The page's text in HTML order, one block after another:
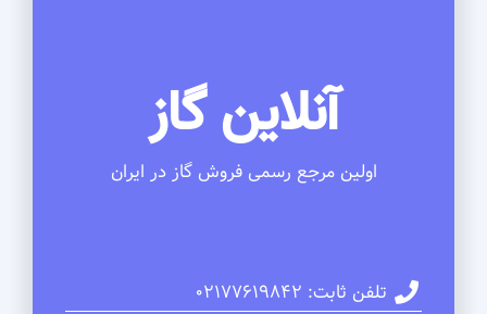
آنلاین گاز
اولین مرجع رسمی فروش گاز در ایران
تلفن ثابت: 02177619842